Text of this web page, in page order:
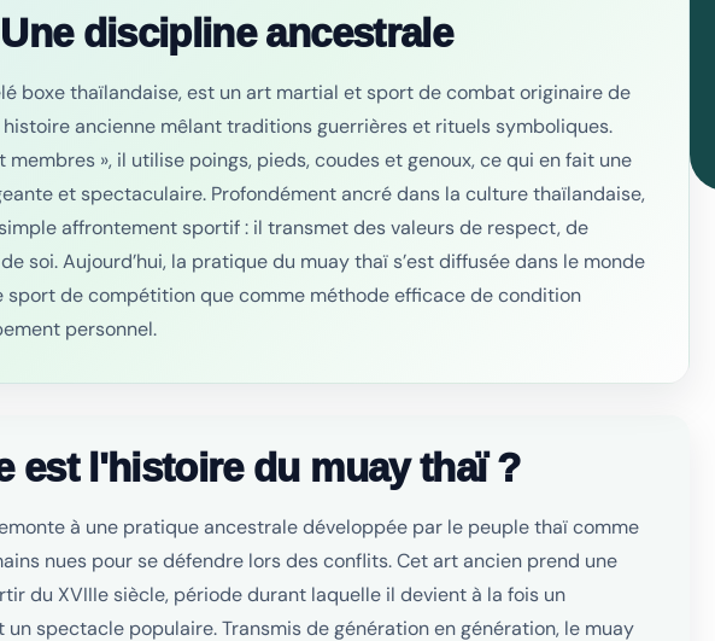
discipline ancestrale
boxe thaïlandaise, est un art martial et sport de combat originaire de
histoire ancienne mêlant traditions guerrières et rituels symboliques.
membres », il utilise poings, pieds, coudes et genoux, ce qui en fait une
et spectaculaire. Profondément ancré dans la culture thaïlandaise,
affrontement sportif : il transmet des valeurs de respect, de
soi. Aujourd’hui, la pratique du muay thaï s’est diffusée dans le monde
sport de compétition que comme méthode efficace de condition
personnel.
est l'histoire du muay thaï ?
à une pratique ancestrale développée par le peuple thaï comme
nues pour se défendre lors des conflits. Cet art ancien prend une
du XVIIIe siècle, période durant laquelle il devient à la fois un
spectacle populaire. Transmis de génération en génération, le muay